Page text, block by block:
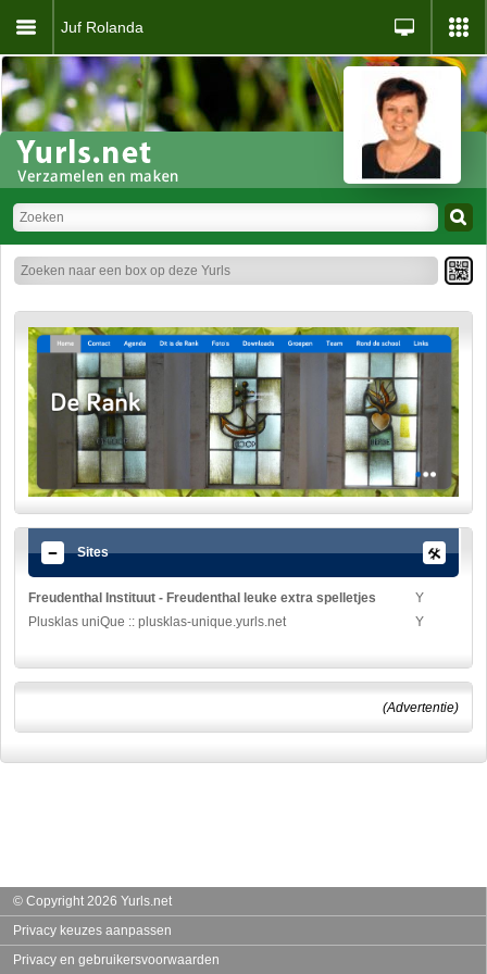
Juf Rolanda
Sites
Freudenthal Instituut - Freudenthal leuke extra spelletjes
Y
Plusklas uniQue :: plusklas-unique.yurls.net
Y
(Advertentie)
© Copyright 2026 Yurls.net
Privacy keuzes aanpassen
Privacy en gebruikersvoorwaarden